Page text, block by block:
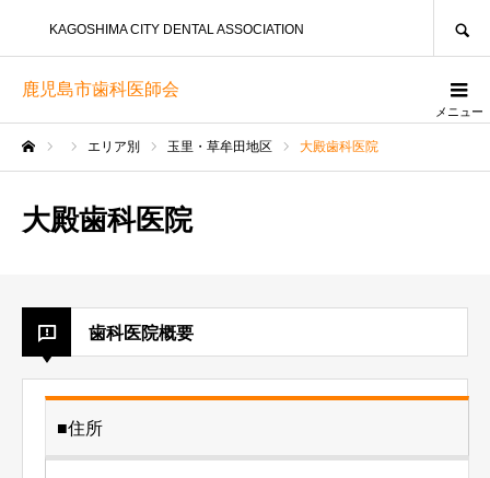
鹿児島市歯科医師会
KAGOSHIMA CITY DENTAL ASSOCIATION
メニュー
エリア別 玉里・草牟田地区 大殿歯科医院
大殿歯科医院
歯科医院概要
■住所